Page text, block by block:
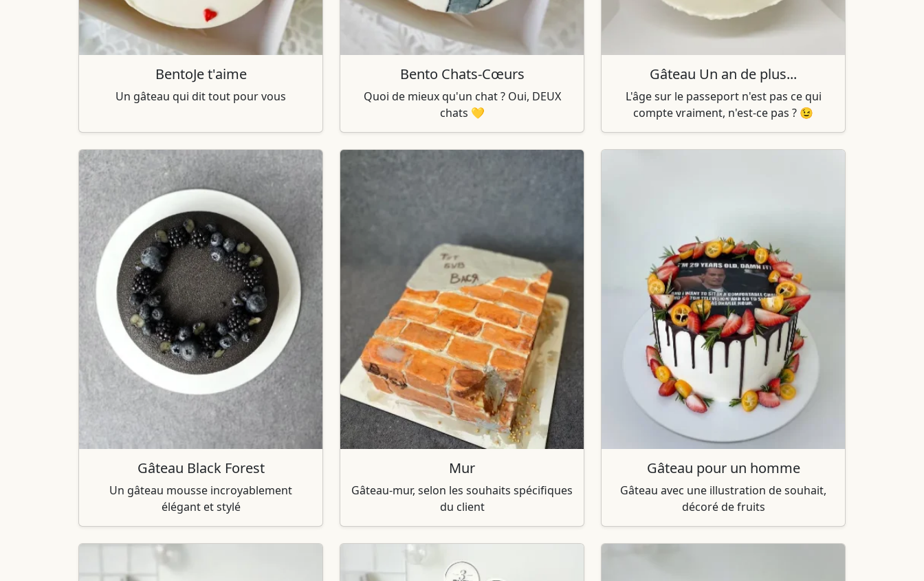
BentoJe t'aime
Un gâteau qui dit tout pour vous
Bento Chats-Cœurs
Quoi de mieux qu'un chat ? Oui, DEUX
chats 💛
Gâteau Un an de plus...
L'âge sur le passeport n'est pas ce qui
compte vraiment, n'est-ce pas ? 😉
Gâteau Black Forest
Un gâteau mousse incroyablement
élégant et stylé
Mur
Gâteau-mur, selon les souhaits spécifiques
du client
Gâteau pour un homme
Gâteau avec une illustration de souhait,
décoré de fruits